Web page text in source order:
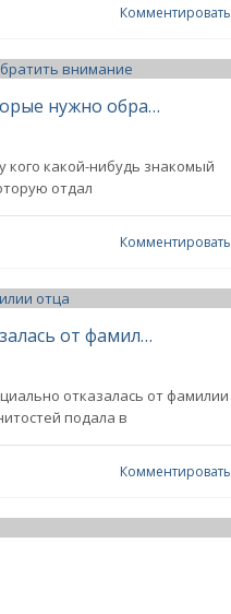
Комментировать
Как безопасно купить жилье в 2026 году: факторы, на которые нужно обратить внимание
кого какой-нибудь знакомый
отдал
Комментировать
Дочь Анджелины Джоли и Брэда Питта официально отказалась от фамилии отца
отказалась от фамилии
подала в
Комментировать